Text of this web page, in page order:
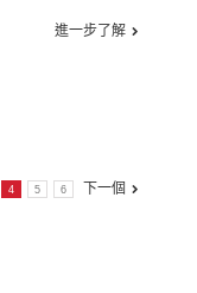
進一步了解
4 5 6 下一個